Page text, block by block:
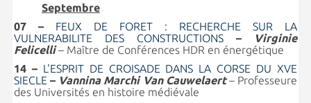
Septembre
07 –
FEUX DE FORET : RECHERCHE SUR LA
VULNERABILITE DES CONSTRUCTIONS
–
Virginie
Felicelli– Maître de Conférences HDR en énergétique
14 – L'ESPRIT DE CROISADE DANS LA CORSE DU XVE
SIECLE– Vannina Marchi Van Cauwelaert– Professeure
des Universités en histoire médiévale